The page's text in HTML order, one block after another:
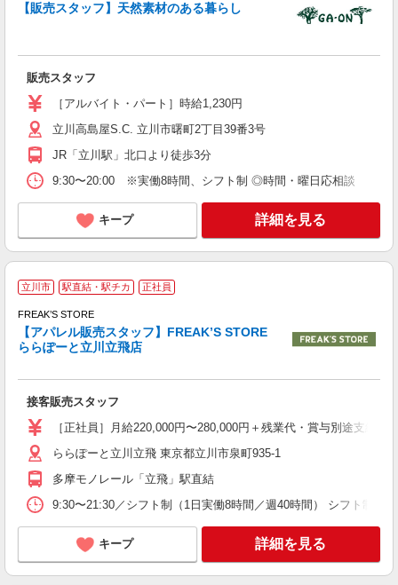
【販売スタッフ】天然素材のある暮らし
販売スタッフ
［アルバイト・パート］時給1,230円
立川高島屋S.C. 立川市曙町2丁目39番3号
JR「立川駅」北口より徒歩3分
9:30〜20:00 ※実働8時間、シフト制 ◎時間・曜日応相談
キープ 詳細を見る
立川市 駅直結・駅チカ 正社員
FREAK’S STORE
【アパレル販売スタッフ】FREAK’S STORE
ららぽーと立川立飛店
接客販売スタッフ
［正社員］月給220,000円〜280,000円＋残業代・賞与別途支
ららぽーと立川立飛 東京都立川市泉町935-1
多摩モノレール「立飛」駅直結
9:30〜21:30／シフト制（1日実働8時間／週40時間） シフト制
キープ 詳細を見る